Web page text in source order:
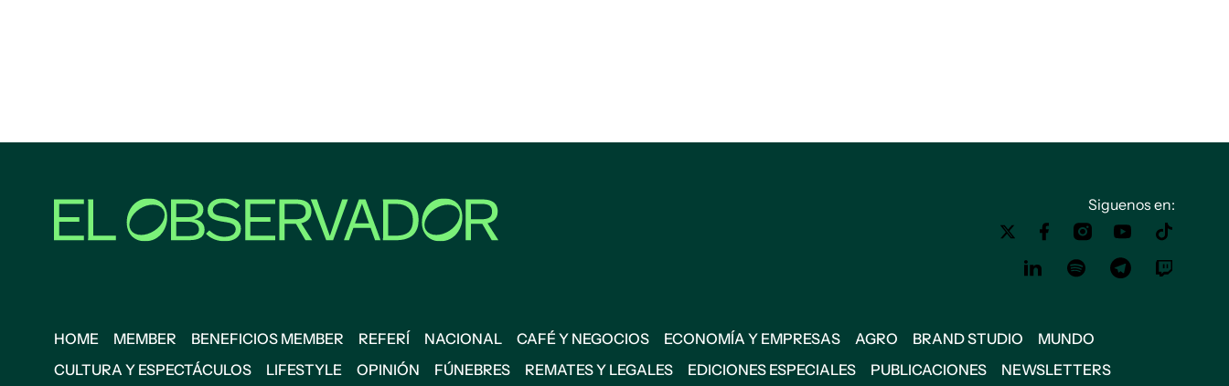
Siguenos en:
HOME MEMBER BENEFICIOS MEMBER REFERÍ NACIONAL CAFÉ Y NEGOCIOS ECONOMÍA Y EMPRESAS AGRO BRAND STUDIO
MUNDO
CULTURA Y ESPECTÁCULOS
LIFESTYLE OPINIÓN FÚNEBRES REMATES Y LEGALES EDICIONES ESPECIALES PUBLICACIONES NEWSLETTERS